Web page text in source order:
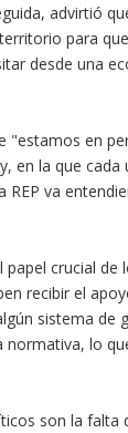
advirtió
para
desde una
"estamos en
en la que cada
va
crucial de
recibir el
sistema de
normativa, lo
son la falta